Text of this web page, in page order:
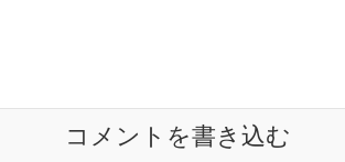
コメントを書き込む